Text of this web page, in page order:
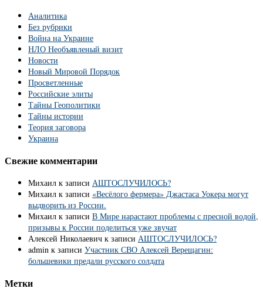
Аналитика
Без рубрики
Война на Украине
НЛО Необъявленый визит
Новости
Новый Мировой Порядок
Просветленные
Российские элиты
Тайны Геополитики
Тайны истории
Теория заговора
Украина
Свежие комментарии
Михаил к записи АШТОСЛУЧИЛОСЬ?
Михаил к записи «Весёлого фермера» Джастаса Уокера могут
выдворить из России.
Михаил к записи В Мире нарастают проблемы с пресной водой,
призывы к России поделиться уже звучат
Алексей Николаевич к записи АШТОСЛУЧИЛОСЬ?
admin к записи Участник СВО Алексей Верещагин:
большевики предали русского солдата
Метки